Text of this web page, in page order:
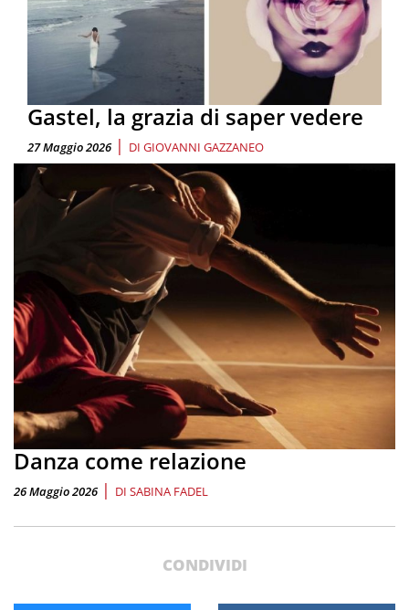
Gastel, la grazia di saper vedere
27 Maggio 2026 | DI GIOVANNI GAZZANEO
Danza come relazione
26 Maggio 2026 | DI SABINA FADEL
CONDIVIDI